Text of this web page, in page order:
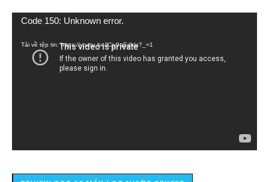
Trình
Code 150: Unknown error.
Tải về tệp tin: https://youtu.be/lCiy9qEdklo?_=1